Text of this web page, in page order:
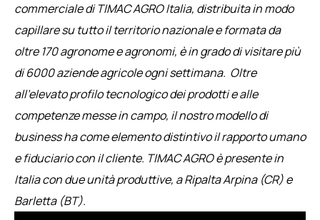
commerciale di TIMAC AGRO Italia, distribuita in modo
capillare su tutto il territorio nazionale e formata da
oltre 170 agronome e agronomi, è in grado di visitare più
di 6000 aziende agricole ogni settimana. Oltre
all’elevato profilo tecnologico dei prodotti e alle
competenze messe in campo, il nostro modello di
business ha come elemento distintivo il rapporto umano
e fiduciario con il cliente. TIMAC AGRO è presente in
Italia con due unità produttive, a Ripalta Arpina (CR) e
Barletta (BT).